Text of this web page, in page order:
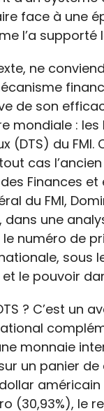
face à une
l’a supporté
ne
de son
mondiale : les
(DTS) du FMI.
cas
Finances et
du FMI,
dans une
numéro de
sous
et le pouvoir
? C’est un
monnaie
un panier de
(30,93%), le